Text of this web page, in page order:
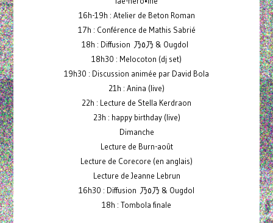
16h-19h : Atelier de Beton Roman
17h : Conférence de Mathis Sabrié
18h : Diffusion 乃٥乃 & Ougdol
18h30 : Melocoton (dj set)
19h30 : Discussion animée par David Bola
21h : Anina (live)
22h : Lecture de Stella Kerdraon
23h : happy birthday (live)
Dimanche
Lecture de Burn-août
Lecture de Corecore (en anglais)
Lecture de Jeanne Lebrun
16h30 : Diffusion 乃٥乃 & Ougdol
18h : Tombola finale